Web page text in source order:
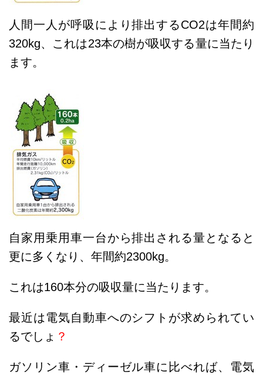
人間一人が呼吸により排出するCO2は年間約
320kg、これは23本の樹が吸収する量に当たり
ます。
自家用乗用車一台から排出される量となると
更に多くなり、年間約2300kg。
これは160本分の吸収量に当たります。
最近は電気自動車へのシフトが求められてい
るでしょ ？
ガソリン車・ディーゼル車に比べれば、電気